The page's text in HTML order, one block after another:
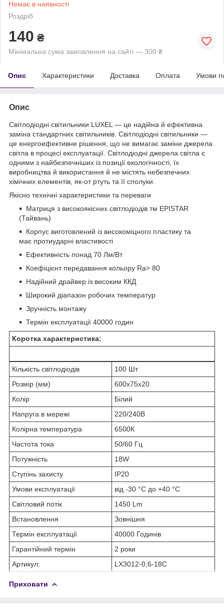
Немає в наявності
Роздріб
140 ₴
Мінімальна сума замовлення на сайті — 300 ₴
Опис Характеристики Доставка Оплата Умови
Опис
Світлодіодні світильники LUXEL — це надійна й ефективна
заміна стандартних світильників. Світлодіодні світильники —
це енергоефективне рішення, що не вимагає заміни джерела
світла в процесі експлуатації. Світлодіодні джерела світла є
одними з найбезпечніших із позиції екологічності, їх
виробництва й використання й не містять небезпечних
хімічних елементів, як-от ртуть та її сполуки.
Якісно технічні характеристики та переваги
Матриця з високоякісних світлодіодів тм EPISTAR
(Тайвань)
Корпус виготовлений із високоміцного пластику та
має протиударні властивості
Ефективність понад 70 Лм/Вт
Коефіцієнт передавання кольору Ra> 80
Надійний драйвер із високим ККД
Широкий діапазон робочих температур
Зручність монтажу
Термін експлуатації 40000 годин
Коротка характеристика:
Кількість світлодіодів
100 Шт
Розмір (мм)
600х75х20
Колір
Білий
Напруга в мережі
220/240В
Колірна температура
6500К
Частота тока
50/60 Гц
Потужність
18W
Ступінь захисту
IP20
Умови експлуатації
від -30 °C до +40 °C
Світловий потік
1450 Lm
Встановлення
Зовнішня
Термін експлуатації
40000 Годинів
Гарантійний термін
2 роки
Артикул:
LX3012-0,6-18C
Приховати